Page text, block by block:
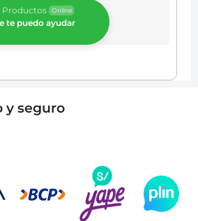
Productos Online
te puedo ayudar
y seguro